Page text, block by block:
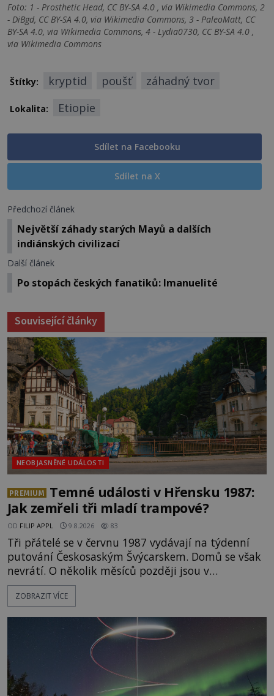
Foto: 1 - Prosthetic Head, CC BY-SA 4.0 , via Wikimedia Commons, 2
- DiBgd, CC BY-SA 4.0, via Wikimedia Commons, 3 - PaleoMatt, CC
BY-SA 4.0, via Wikimedia Commons, 4 - Lydia0730, CC BY-SA 4.0 ,
via Wikimedia Commons
Štítky: kryptid poušť záhadný tvor
Lokalita: Etiopie
Sdílet na Facebooku
Sdílet na X
Předchozí článek
Největší záhady starých Mayů a dalších
indiánských civilizací
Další článek
Po stopách českých fanatiků: Imanuelité
Související články
NEOBJASNĚNÉ UDÁLOSTI
PREMIUM
Temné události v Hřensku 1987:
Jak zemřeli tři mladí trampové?
OD FILIP APPL 9.8.2026 83
Tři přátelé se v červnu 1987 vydávají na týdenní
putování Českosaským Švýcarskem. Domů se však
nevrátí. O několik měsíců později jsou v
nepřístupných skalách u Hřenska nalezeny jejich
kostry – a s nimi stopy, které se jen obtížně slučují
přírodní živel, neznámý útočník, nebo někdo, koho
tehdejší režim nechtěl odhalit? [gallery
ids="171131,171132,1711
ZOBRAZIT VÍCE